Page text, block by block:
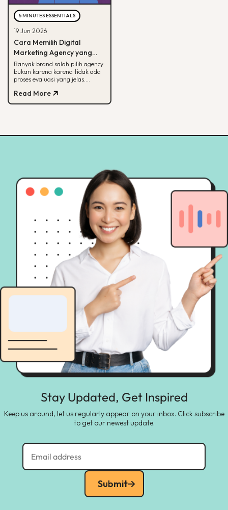
5 MINUTES ESSENTIALS
19 Jun 2026
Cara Memilih Digital
Marketing Agency yang
Tepat untuk Bisnis Kamu
Banyak brand salah pilih agency
bukan karena karena tidak ada
proses evaluasi yang jelas.
menilai agency dari spesialisasi,
track record, hingga
Read More
Stay Updated, Get Inspired
Keep us around, let us regularly appear on your inbox. Click subscribe
to get our newest update.
Submit